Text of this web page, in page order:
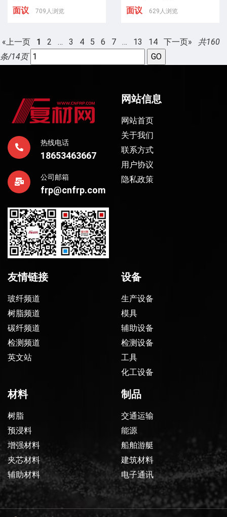
面议 709人浏览 面议 629人浏览
«上一页 1 2 … 3 4 5 6 7 … 13 14 下一页»
共160
条/14页
热线电话
18653463667
公司邮箱
frp@cnfrp.com
网站信息
网站首页
关于我们
联系方式
用户协议
隐私政策
友情链接
玻纤频道
树脂频道
碳纤频道
检测频道
英文站
设备
生产设备
模具
辅助设备
检测设备
工具
化工设备
材料
树脂
预浸料
增强材料
夹芯材料
辅助材料
制品
交通运输
能源
船舶游艇
建筑材料
电子通讯